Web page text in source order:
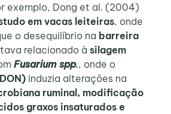
exemplo, Dong et al. (2004)
em vacas leiteiras, onde
o desequilíbrio na barreira
relacionado à silagem
Fusarium spp., onde o
induzia alterações na
ruminal, modificação
graxos insaturados e